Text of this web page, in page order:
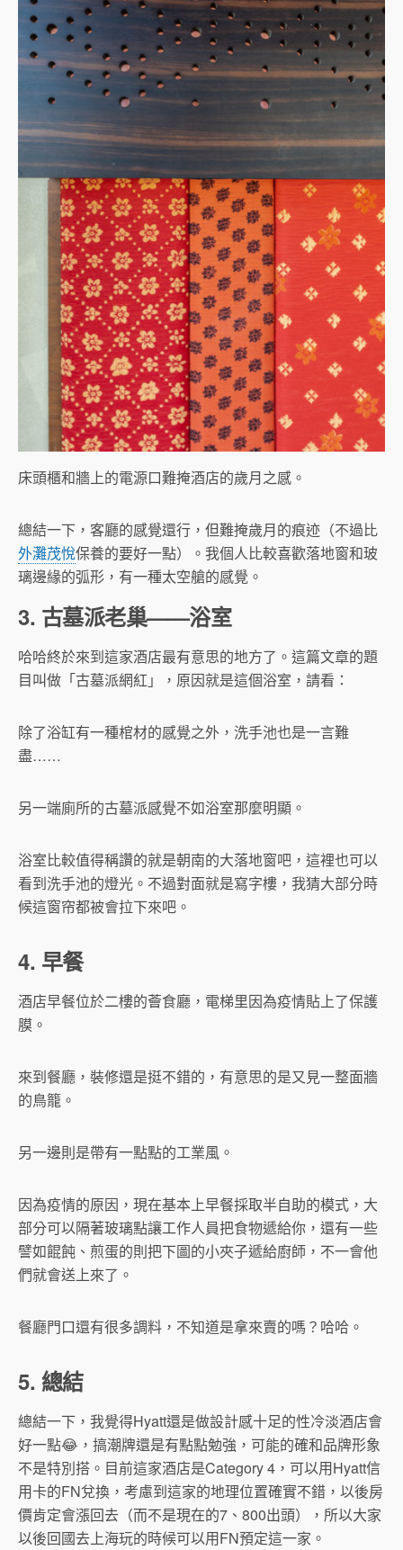
床頭櫃和牆上的電源口難掩酒店的歲月之感。
總結一下，客廳的感覺還行，但難掩歲月的痕迹（不過比
外灘茂悅保養的要好一點）。我個人比較喜歡落地窗和玻
璃邊緣的弧形，有一種太空艙的感覺。
3. 古墓派老巢——浴室
哈哈終於來到這家酒店最有意思的地方了。這篇文章的題
目叫做「古墓派網紅」，原因就是這個浴室，請看：
除了浴缸有一種棺材的感覺之外，洗手池也是一言難
盡……
另一端廁所的古墓派感覺不如浴室那麼明顯。
浴室比較值得稱讚的就是朝南的大落地窗吧，這裡也可以
看到洗手池的燈光。不過對面就是寫字樓，我猜大部分時
候這窗帘都被會拉下來吧。
4. 早餐
酒店早餐位於二樓的薈食廳，電梯里因為疫情貼上了保護
膜。
來到餐廳，裝修還是挺不錯的，有意思的是又見一整面牆
的鳥籠。
另一邊則是帶有一點點的工業風。
因為疫情的原因，現在基本上早餐採取半自助的模式，大
部分可以隔著玻璃點讓工作人員把食物遞給你，還有一些
譬如餛飩、煎蛋的則把下圖的小夾子遞給廚師，不一會他
們就會送上來了。
餐廳門口還有很多調料，不知道是拿來賣的嗎？哈哈。
5. 總結
總結一下，我覺得Hyatt還是做設計感十足的性冷淡酒店會
好一點😂，搞潮牌還是有點點勉強，可能的確和品牌形象
不是特別搭。目前這家酒店是Category 4，可以用Hyatt信
用卡的FN兌換，考慮到這家的地理位置確實不錯，以後房
價肯定會漲回去（而不是現在的7、800出頭），所以大家
以後回國去上海玩的時候可以用FN預定這一家。